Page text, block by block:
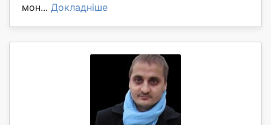
мон... Докладніше